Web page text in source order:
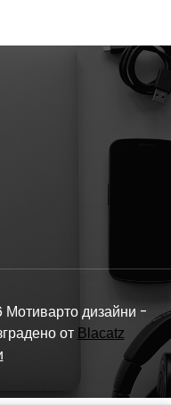
Мотиварто дизайни -
от Blacatz